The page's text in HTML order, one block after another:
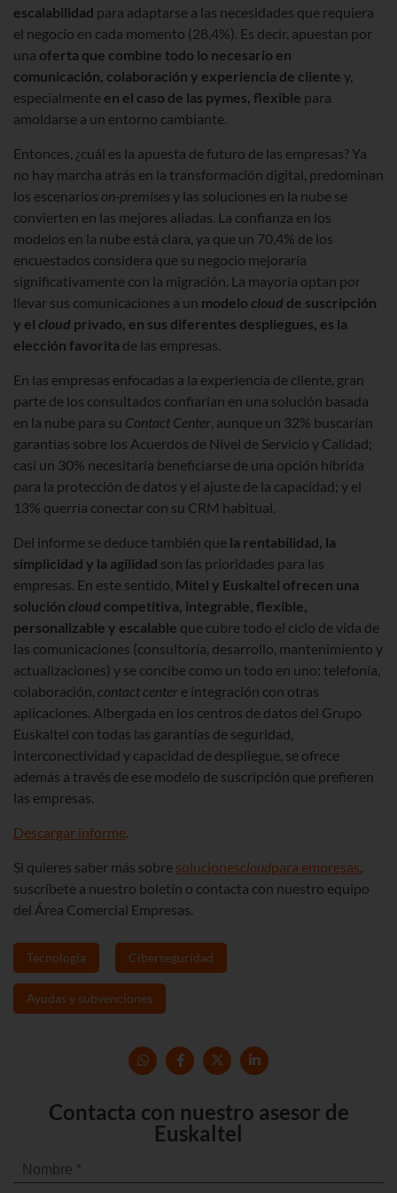
escalabilidad para adaptarse a las necesidades que requiera
el negocio en cada momento (28,4%). Es decir, apuestan por
una oferta que combine todo lo necesario en
comunicación, colaboración y experiencia de cliente y,
especialmente en el caso de las pymes, flexible para
amoldarse a un entorno cambiante.
Entonces, ¿cuál es la apuesta de futuro de las empresas? Ya
no hay marcha atrás en la transformación digital, predominan
los escenarios on-premises y las soluciones en la nube se
convierten en las mejores aliadas. La confianza en los
modelos en la nube está clara, ya que un 70,4% de los
encuestados considera que su negocio mejoraría
significativamente con la migración. La mayoría optan por
llevar sus comunicaciones a un modelo cloud de suscripción
y el cloud privado, en sus diferentes despliegues, es la
elección favorita de las empresas.
En las empresas enfocadas a la experiencia de cliente, gran
parte de los consultados confiarían en una solución basada
en la nube para su Contact Center, aunque un 32% buscarían
garantías sobre los Acuerdos de Nivel de Servicio y Calidad;
casi un 30% necesitaría beneficiarse de una opción híbrida
para la protección de datos y el ajuste de la capacidad; y el
13% querría conectar con su CRM habitual.
Del informe se deduce también que la rentabilidad, la
simplicidad y la agilidad son las prioridades para las
empresas. En este sentido, Mitel y Euskaltel ofrecen una
solución cloud competitiva, integrable, flexible,
personalizable y escalable que cubre todo el ciclo de vida de
las comunicaciones (consultoría, desarrollo, mantenimiento y
actualizaciones) y se concibe como un todo en uno: telefonía,
colaboración, contact center e integración con otras
aplicaciones. Albergada en los centros de datos del Grupo
Euskaltel con todas las garantías de seguridad,
interconectividad y capacidad de despliegue, se ofrece
además a través de ese modelo de suscripción que prefieren
las empresas.
Descargar informe.
Si quieres saber más sobre solucionescloudpara empresas,
suscríbete a nuestro boletín o contacta con nuestro equipo
del Área Comercial Empresas.
Tecnología Ciberseguridad
Ayudas y subvenciones
Contacta con nuestro asesor de
Euskaltel